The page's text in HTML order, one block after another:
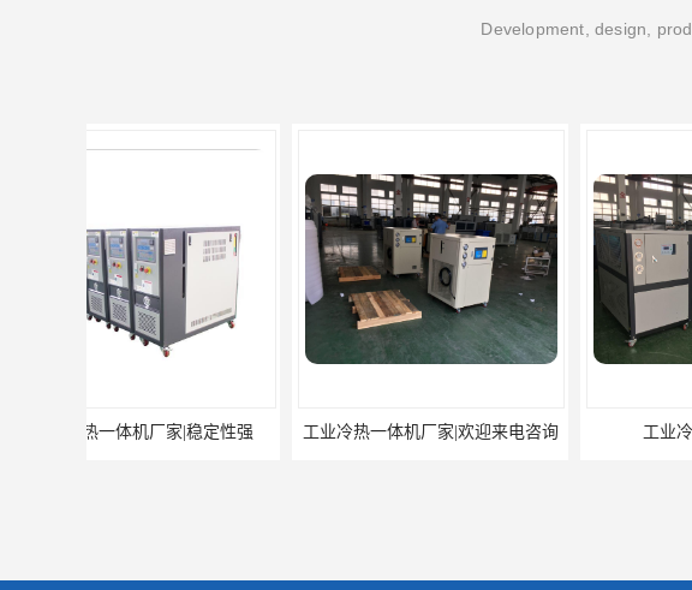
Development, design,
工业冷热一体机厂家|欢迎来电咨询 工业冷热一体机厂家